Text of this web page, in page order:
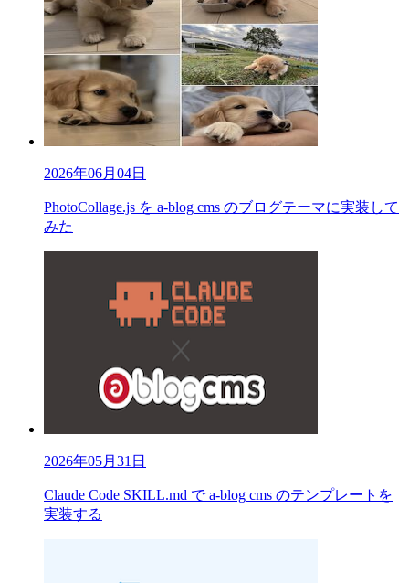
2026年06月04日
PhotoCollage.js を a-blog cms のブログテーマに実装して
みた
2026年05月31日
Claude Code SKILL.md で a-blog cms のテンプレートを
実装する